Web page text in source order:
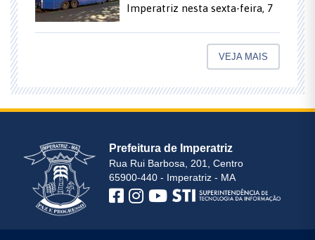
Imperatriz nesta sexta-feira, 7
VEJA MAIS
Prefeitura de Imperatriz
Rua Rui Barbosa, 201, Centro
65900-440 - Imperatriz - MA